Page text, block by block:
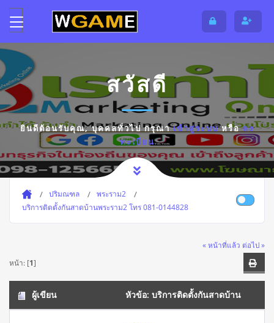
สวัสดี
ยินดีต้อนรับคุณ,บุคคลทั่วไปกรุณาเข้าสู่ระบบหรือลง
ทะเบียน
ปริมณฑล
พระราม2
บริการติดตั้งกันสาดบ้านพระราม2 โทร 081-0144828
« หน้าที่แล้ว ต่อไป »
หน้า: [1]
ผู้เขียน หัวข้อ: บริการติดตั้งกันสาดบ้าน